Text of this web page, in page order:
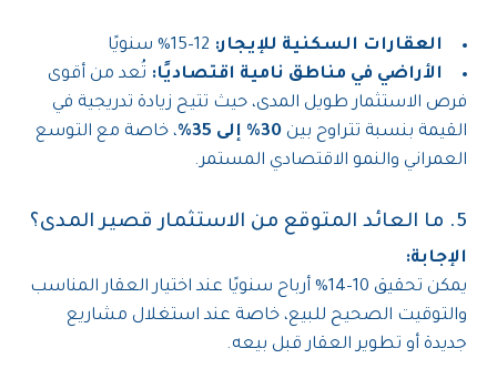
العقارات السكنية للإيجار:
الأراضي في مناطق نامية اقتصاديًا: تُعد من أقوى
فرص الاستثمار طويل المدى، حيث تتيح زيادة تدريجية في
القيمة بنسبة تتراوح بين 30% إلى 35%
، خاصة مع التوسع
العمراني والنمو الاقتصادي المستمر.
5. ما العائد المتوقع من الاستثمار قصير المدى؟
الإجابة:
يمكن تحقيق 10–14% أرباح سنويًا عند اختيار العقار المناسب
والتوقيت الصحيح للبيع، خاصة عند استغلال مشاريع
جديدة أو تطوير العقار قبل بيعه.